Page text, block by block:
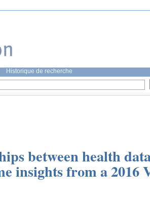
Historique de recherche
between health
insights from a 2016